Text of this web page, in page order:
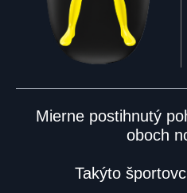
Mierne postihnutý
oboch
Takýto